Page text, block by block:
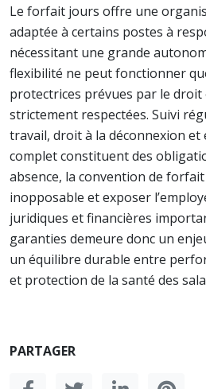
Le forfait jours offre une
adaptée à certains postes à
nécessitant une grande
flexibilité ne peut fonctionner
protectrices prévues par le
strictement respectées. Suivi
travail, droit à la déconnexion
complet constituent des
absence, la convention de
inopposable et exposer
juridiques et financières
garanties demeure donc un
un équilibre durable entre
et protection de la santé des
PARTAGER